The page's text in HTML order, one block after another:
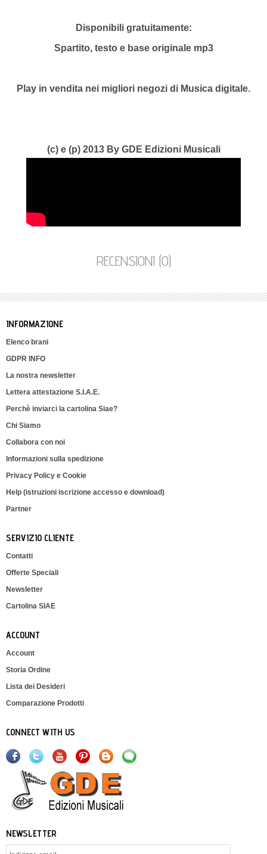
Disponibili gratuitamente:
Spartito, testo e base originale mp3
Play in vendita nei migliori negozi di Musica digitale.
(c) e (p) 2013 By GDE Edizioni Musicali
RECENSIONI (0)
INFORMAZIONE
Elenco brani
GDPR INFO
La nostra newsletter
Lettera attestazione S.I.A.E.
Perchè inviarci la cartolina Siae?
Chi Siamo
Collabora con noi
Informazioni sulla spedizione
Privacy Policy e Cookie
Help (istruzioni iscrizione accesso e download)
Partner
SERVIZIO CLIENTE
Contatti
Offerte Speciali
Newsletter
Cartolina SIAE
ACCOUNT
Account
Storia Ordine
Lista dei Desideri
Comparazione Prodotti
CONNECT WITH US
NEWSLETTER